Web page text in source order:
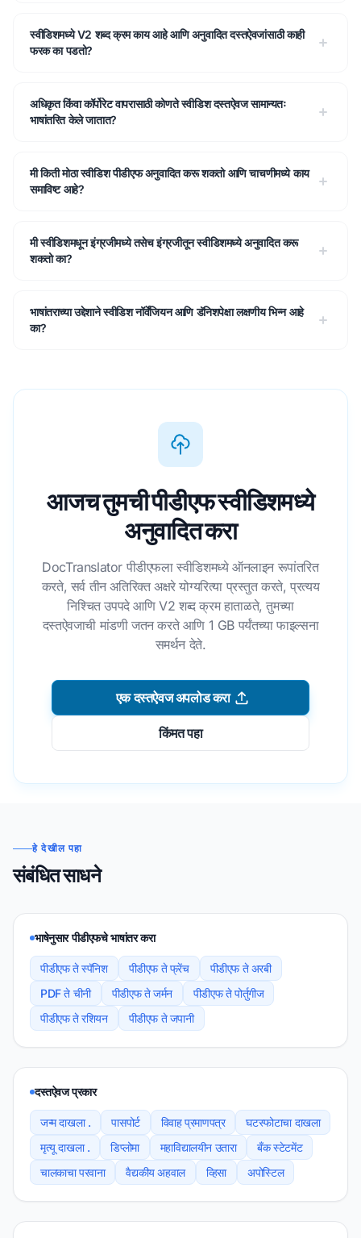
स्वीडिशमध्ये V2 शब्द क्रम काय आहे आणि अनुवादित दस्तऐवजांसाठी काही
फरक का पडतो?
अधिकृत किंवा कॉर्पोरेट वापरासाठी कोणते स्वीडिश दस्तऐवज सामान्यतः
भाषांतरित केले जातात?
मी किती मोठा स्वीडिश पीडीएफ अनुवादित करू शकतो आणि चाचणीमध्ये काय
समाविष्ट आहे?
मी स्वीडिशमधून इंग्रजीमध्ये तसेच इंग्रजीतून स्वीडिशमध्ये अनुवादित करू
शकतो का?
भाषांतराच्या उद्देशाने स्वीडिश नॉर्वेजियन आणि डॅनिशपेक्षा लक्षणीय भिन्न आहे
का?
आजच तुमची पीडीएफ स्वीडिशमध्ये
अनुवादित करा
DocTranslator पीडीएफला स्वीडिशमध्ये ऑनलाइन रूपांतरित
करते, सर्व तीन अतिरिक्त अक्षरे योग्यरित्या प्रस्तुत करते, प्रत्यय
निश्चित उपपदे आणि V2 शब्द क्रम हाताळते, तुमच्या
दस्तऐवजाची मांडणी जतन करते आणि 1 GB पर्यंतच्या फाइल्सना
समर्थन देते.
एक दस्तऐवज अपलोड करा
किंमत पहा
हे देखील पहा
संबंधित साधने
भाषेनुसार पीडीएफचे भाषांतर करा
पीडीएफ ते स्पॅनिश पीडीएफ ते फ्रेंच
पीडीएफ ते अरबी
PDF ते चीनी
पीडीएफ ते जर्मन
पीडीएफ ते पोर्तुगीज
पीडीएफ ते रशियन
पीडीएफ ते जपानी
दस्तऐवज प्रकार
जन्म दाखला . पासपोर्ट विवाह प्रमाणपत्र
घटस्फोटाचा दाखला
मृत्यू दाखला .
डिप्लोमा महाविद्यालयीन उतारा
बँक स्टेटमेंट
चालकाचा परवाना
वैद्यकीय अहवाल व्हिसा अपोस्टिल